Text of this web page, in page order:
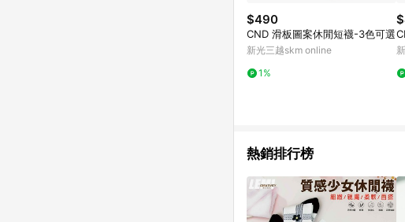
$490
CND 滑板圖案休閒短襪-3色可選
新光三越skm online
1%
熱銷排行榜